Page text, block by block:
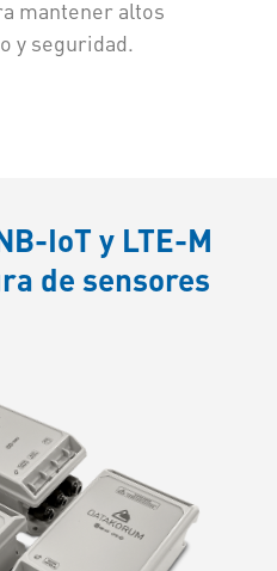
mantener altos
y seguridad.
IoT y LTE-M
de sensores